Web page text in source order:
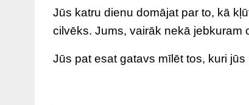
Jūs katru dienu domājat par to, kā
cilvēks. Jums, vairāk nekā jebkuram
Jūs pat esat gatavs mīlēt tos, kuri jūs